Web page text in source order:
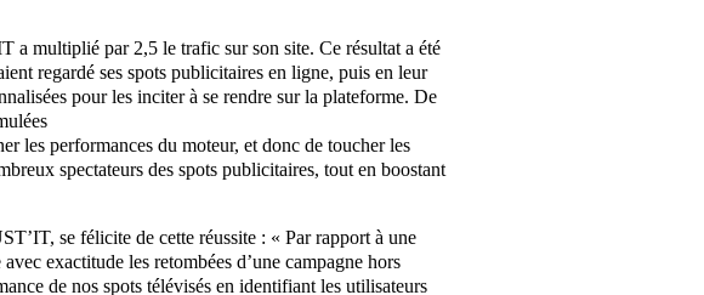
a multiplié par 2,5 le trafic sur son site. Ce résultat a été
regardé ses spots publicitaires en ligne, puis en leur
pour les inciter à se rendre sur la plateforme. De
les performances du moteur, et donc de toucher les
spectateurs des spots publicitaires, tout en boostant
se félicite de cette réussite : « Par rapport à une
exactitude les retombées d’une campagne hors
de nos spots télévisés en identifiant les utilisateurs